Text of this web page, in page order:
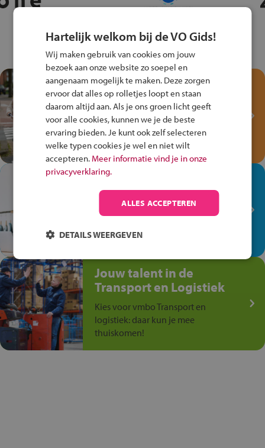
Test je kennis met het
Fiets Veilig
Verkeersspel!
Speel het Fiets Veilig Verkeersspel
en win een Cortina-fiets!
In de winkel ben je op je
plek!
Ontdek via het vmbo jouw talent
anders is!
Jouw talent in de
Transport en Logistiek
Kies voor vmbo Transport en
logistiek: daar kun je mee
thuiskomen!
Hartelijk welkom bij de VO Gids!
Wij maken gebruik van cookies om jouw
bezoek aan onze website zo soepel en
aangenaam mogelijk te maken. Deze zorgen
ervoor dat alles op rolletjes loopt en staan
daarom altijd aan. Als je ons groen licht geeft
voor alle cookies, kunnen we je de beste
ervaring bieden. Je kunt ook zelf selecteren
welke typen cookies je wel en niet wilt
accepteren. Meer informatie vind je in onze
privacyverklaring.
ALLES ACCEPTEREN
DETAILS WEERGEVEN